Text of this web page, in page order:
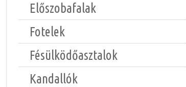
Előszobafalak
Fotelek
Fésülködőasztalok
Kandallók